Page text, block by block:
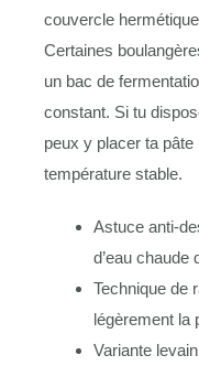
couvercle
Certaines
un bac de
constant. Si tu
peux y placer ta
température stable.
Astuce anti-
d’eau chaude
Technique de
légèrement la
Variante